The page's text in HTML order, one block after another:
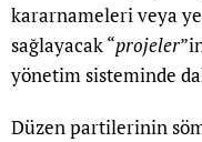
kararnameleri veya
sağlayacak “projeler
yönetim sisteminde
Düzen partilerinin